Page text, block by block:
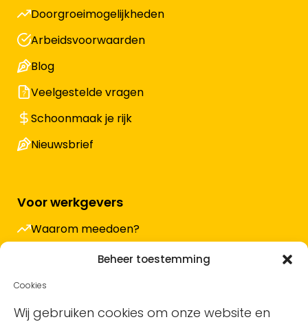
Beheer toestemming
Cookies
Wij gebruiken cookies om onze website en
Doorgroeimogelijkheden
Arbeidsvoorwaarden
Blog
Veelgestelde vragen
Schoonmaak je rijk
Nieuwsbrief
Voor werkgevers
Waarom meedoen?
Hoe werkt het en wat kost het?
Vacature plaatsen
Sollicitanten ontvangen